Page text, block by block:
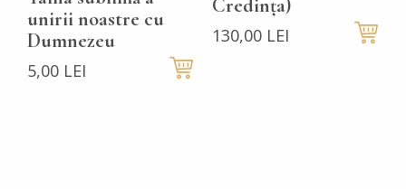
unirii noastre cu
Dumnezeu
5,00 LEI
Credința)
130,00 LEI